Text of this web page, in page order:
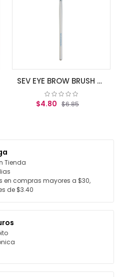
SEV EYE BROW BRUSH w/bag
$4.80 $6.85
Tienda
en compras mayores a $30,
de $3.40